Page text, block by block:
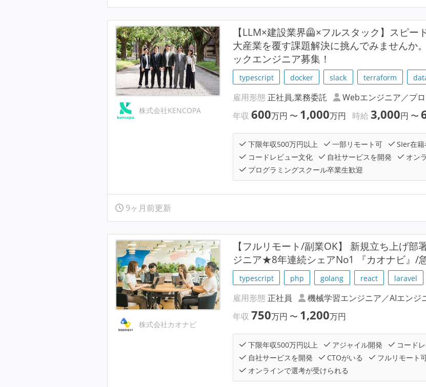
株式会社KENCOPA
【LLM×建設業界🦺×フルスタック】スピ
大産業を覆す課題解決に挑んでみませんか
ックエンジニア募集！
typescript docker slack terraform
雇用形態 正社員,業務委託 Webエンジニア／プ
年収600万円 〜 1,000万円 時給3,000円 〜
下限年収500万円以上 一部リモート可 SIer在
コードレビュー文化
自社サービスを開発
オン
プログラミングスクール卒業生歓迎
9ヶ月前更新
株式会社カオナビ
【フルリモート/副業OK】 新規立ち上げ
ジニア★8年連続シェアNo1 『カオナビ』/
typescript php golang react laravel
雇用形態 正社員 機械学習エンジニア／AIエンジ
年収750万円 〜 1,200万円
下限年収500万円以上 アジャイル開発 コード
自社サービスを開発
CTOがいる フルリモート
オンラインで選考が受けられる